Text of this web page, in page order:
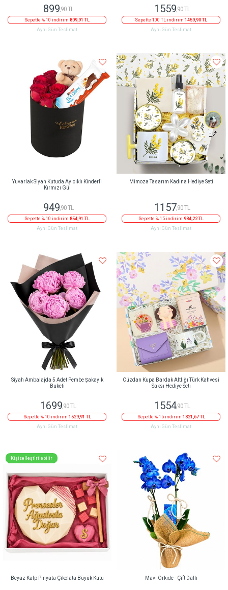
899,90 TL
Sepette % 10 indirim 809,91 TL
Aynı Gün Teslimat
1559,90 TL
Sepette 100 TL indirim 1459,90 TL
Aynı Gün Teslimat
Yuvarlak Siyah Kutuda Ayıcıklı Kinderli
Kırmızı Gül
949,90 TL
Sepette % 10 indirim 854,91 TL
Aynı Gün Teslimat
Mimoza Tasarım Kadına Hediye Seti
1157,90 TL
Sepette % 15 indirim 984,22 TL
Aynı Gün Teslimat
Siyah Ambalajda 5 Adet Pembe Şakayık
Buketi
1699,90 TL
Sepette % 10 indirim 1529,91 TL
Aynı Gün Teslimat
Cüzdan Kupa Bardak Altlığı Türk Kahvesi
Saksı Hediye Seti
1554,90 TL
Sepette % 15 indirim 1321,67 TL
Aynı Gün Teslimat
Kişiselleştirilebilir
Beyaz Kalp Pinyata Çikolata Büyük Kutu Mavi Orkide - Çift Dallı